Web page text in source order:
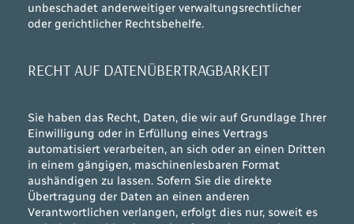
unbeschadet anderweitiger verwaltungsrechtlicher
oder gerichtlicher Rechtsbehelfe.
RECHT AUF DATENÜBERTRAGBARKEIT
Sie haben das Recht, Daten, die wir auf Grundlage Ihrer
Einwilligung oder in Erfüllung eines Vertrags
automatisiert verarbeiten, an sich oder an einen Dritten
in einem gängigen, maschinenlesbaren Format
aushändigen zu lassen. Sofern Sie die direkte
Übertragung der Daten an einen anderen
Verantwortlichen verlangen, erfolgt dies nur, soweit es